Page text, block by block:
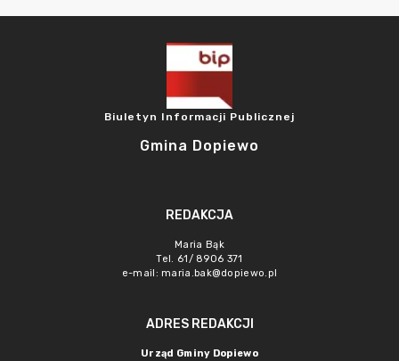
Biuletyn Informacji Publicznej
Gmina Dopiewo
REDAKCJA
Maria Bąk
Tel. 61/ 8906 371
e-mail: maria.bak@dopiewo.pl
ADRES REDAKCJI
Urząd Gminy Dopiewo